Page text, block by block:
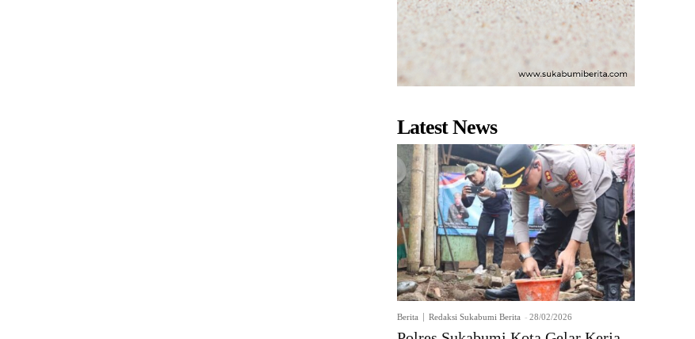
Latest News
Berita Redaksi Sukabumi Berita - 28/02/2026